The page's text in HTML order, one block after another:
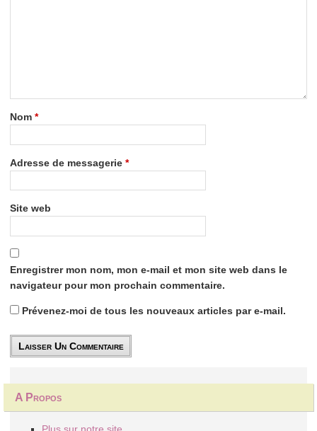
Nom *
Adresse de messagerie *
Site web
Enregistrer mon nom, mon e-mail et mon site web dans le
navigateur pour mon prochain commentaire.
Prévenez-moi de tous les nouveaux articles par e-mail.
A Propos
Plus sur notre site